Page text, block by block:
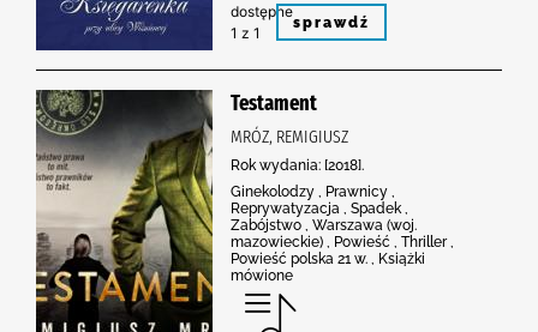
dostępne
1 z 1
sprawdź
Testament
MRÓZ, REMIGIUSZ
Rok wydania: [2018].
Ginekolodzy , Prawnicy ,
Reprywatyzacja , Spadek ,
Zabójstwo , Warszawa (woj.
mazowieckie) , Powieść , Thriller ,
Powieść polska 21 w. , Książki
mówione